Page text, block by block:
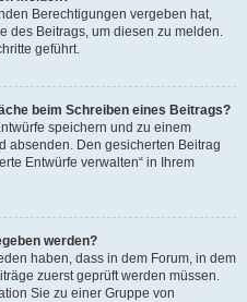
Berechtigungen vergeben hat,
des Beitrags, um diesen zu melden.
geführt.
beim Schreiben eines Beitrags?
speichern und zu einem
absenden. Den gesicherten Beitrag
Entwürfe verwalten“ in Ihrem
werden?
haben, dass in dem Forum, in dem
zuerst geprüft werden müssen.
Sie zu einer Gruppe von